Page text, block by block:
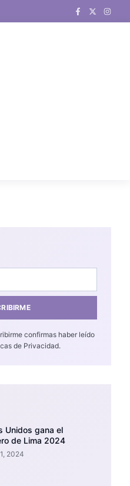
confirmas haber leído
de Privacidad.
Unidos gana el
de Lima 2024
2024